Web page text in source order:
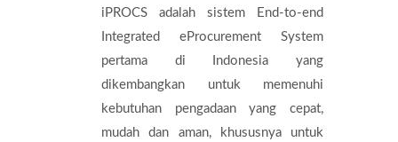
iPROCS adalah sistem End-to-end
Integrated eProcurement System
pertama di Indonesia yang
dikembangkan untuk memenuhi
kebutuhan pengadaan yang cepat,
mudah dan aman, khususnya untuk